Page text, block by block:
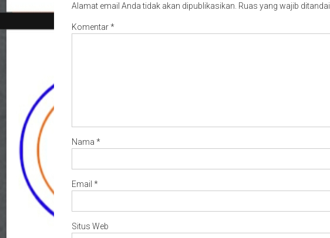
Alamat email Anda tidak akan dipublikasikan. Ruas yang wajib ditandai
Komentar*
Nama *
Email *
Situs Web